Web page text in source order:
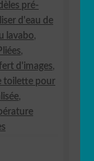
pré-
d'eau de
lavabo,
,
d'images,
toilette pour
,